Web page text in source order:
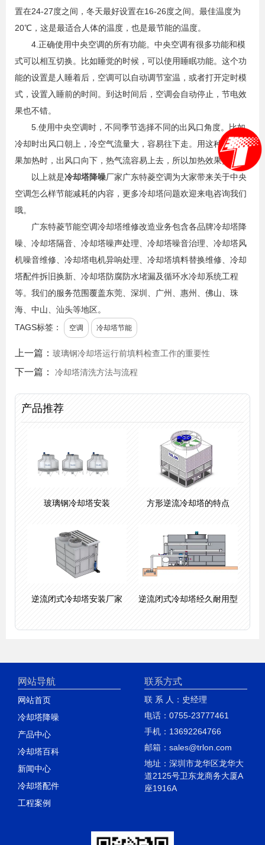
置在24-27度之间，冬天最好设置在16-26度之间。最佳温度为
20℃，这是最适合人体的温度，也是最节能的温度。
4.正确使用中央空调的所有功能。中央空调有很多功能和模
式可以相互切换。比如睡觉的时候，可以使用睡眠功能。这个功
能的设置是人睡着后，空调可以自动调节室温，或者打开定时模
式，设置入睡前的时间。到达时间后，空调会自动停止，节电效
果也不错。
5.使用中央空调时，不同季节选择不同的出风口角度。比如
冷却时出风口朝上，冷空气流量大，容易往下走。用这种冷却效
果加热时，出风口向下，热气流容易上去，所以加热效果更好。
以上就是冷却塔降噪厂家广东特菱空调为大家带来关于中央
空调怎么样节能减耗的内容，更多冷却塔问题欢迎来电咨询我们
哦。
广东特菱节能空调冷却塔维修改造业务包含各品牌冷却塔降
噪、冷却塔隔音、冷却塔噪声处理、冷却塔噪音治理、冷却塔风
机噪音维修、冷却塔电机异响处理、冷却塔填料替换维修、冷却
塔配件拆旧换新、冷却塔防腐防水堵漏及循环水冷却系统工程
等。我们的服务范围覆盖东莞、深圳、广州、惠州、佛山、珠
海、中山、汕头等地区。
TAGS标签：
空调 冷却塔节能
上一篇： 玻璃钢冷却塔运行前填料检查工作的重要性
下一篇： 冷却塔清洗方法与流程
产品推荐
玻璃钢冷却塔安装 方形逆流冷却塔的特点
逆流闭式冷却塔安装厂家 逆流闭式冷却塔经久耐用型
网站导航
网站首页
冷却塔降噪
产品中心
冷却塔百科
新闻中心
冷却塔配件
工程案例
联系方式
联 系 人：史经理
电话：0755-23777461
手机：13692264766
邮箱：sales@trlon.com
地址：深圳市龙华区龙华大
道2125号卫东龙商务大厦A
座1916A